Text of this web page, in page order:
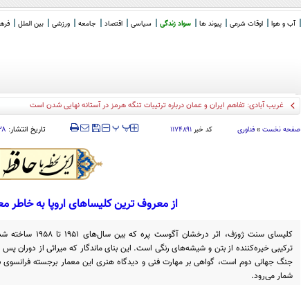
آب و هوا اوقات شرعی پیوند ها سواد زندگی سیاسی اقتصاد جامعه ورزشی بین الملل
ظریف: ایران نیازمند سی_
صفحه نخست » فناوری کد خبر ۱۱۷۴۸۹۱ ‍‍‍ پپ تاریخ انتشار:
از معروف ترین کلیساهای اروپا به
کلیسای سنت ژوزف، اثر درخشان آگوست پره که بین سال‌های ۱۹۵۱ تا
ترکیبی خیره‌کننده از بتن و شیشه‌های رنگی است. این بنای ماندگار که میراثی از دوران پس
جنگ جهانی دوم است، گواهی بر مهارت فنی و دیدگاه هنری این معمار برجسته فرانسوی
شمار می‌رود.